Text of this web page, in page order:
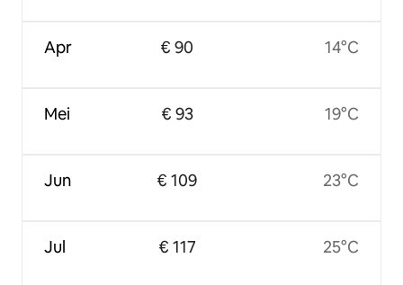
Apr
Mei
Jun
Jul
€ 90
€ 93
€ 109
€ 117
14°C
19°C
23°C
25°C